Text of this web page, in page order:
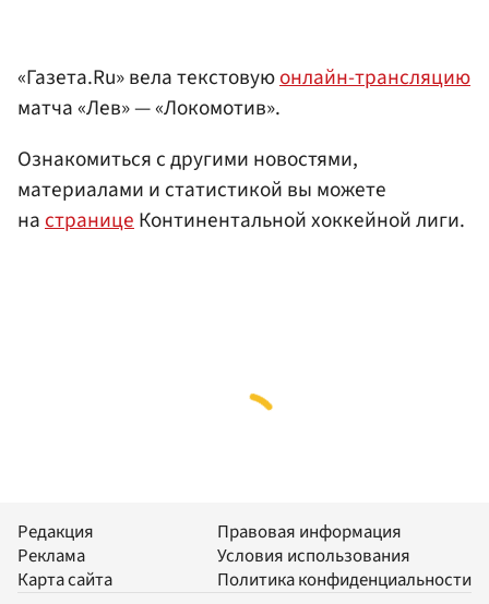
«Газета.Ru» вела текстовуюонлайн-трансляцию
матча «Лев» — «Локомотив».
Ознакомиться с другими новостями,
материалами и статистикой вы можете
настраницеКонтинентальной хоккейной лиги.
Редакция
Реклама
Карта сайта
Правовая информация
Условия использования
Политика конфиденциальности